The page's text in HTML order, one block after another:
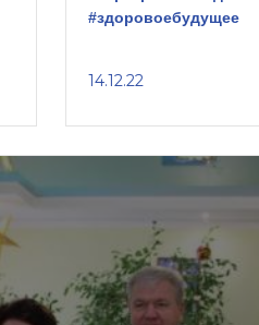
#здоровоебудущее
14.12.22